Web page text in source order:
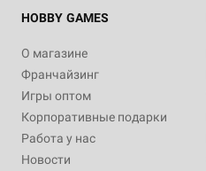
HOBBY GAMES
О магазине
Франчайзинг
Игры оптом
Корпоративные подарки
Работа у нас
Новости